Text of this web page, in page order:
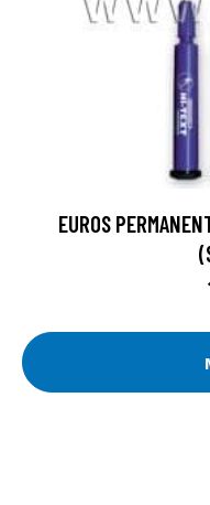
EUROS